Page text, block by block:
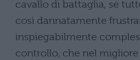
cavallo di battaglia, se
così dannatamente
inspiegabilmente
controllo, che nel